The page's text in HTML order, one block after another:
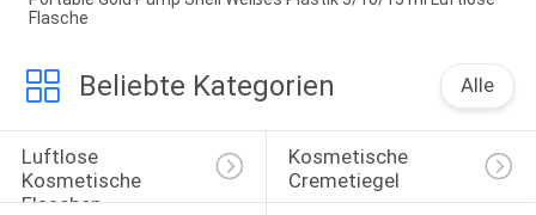
Flasche
Beliebte Kategorien Alle
Luftlose
Kosmetische
Flaschen
Kosmetische
Cremetiegel